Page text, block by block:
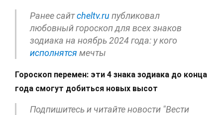
Ранее сайтcheltv.ru публиковал
любовный гороскоп для всех знаков
зодиака на ноябрь 2024 года: у кого
исполнятся мечты
Гороскоп перемен: эти 4 знака зодиака до конца
года смогут добиться новых высот
Подпишитесь и читайте новости "Вести